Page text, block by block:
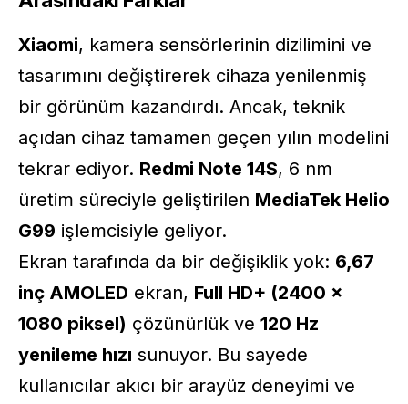
Xiaomi, kamera sensörlerinin dizilimini ve
tasarımını değiştirerek cihaza yenilenmiş
bir görünüm kazandırdı. Ancak, teknik
açıdan cihaz tamamen geçen yılın modelini
tekrar ediyor. Redmi Note 14S, 6 nm
üretim süreciyle geliştirilen MediaTek Helio
G99 işlemcisiyle geliyor.
Ekran tarafında da bir değişiklik yok: 6,67
inç AMOLED ekran, Full HD+ (2400 ×
1080 piksel) çözünürlük ve 120 Hz
yenileme hızı sunuyor. Bu sayede
kullanıcılar akıcı bir arayüz deneyimi ve